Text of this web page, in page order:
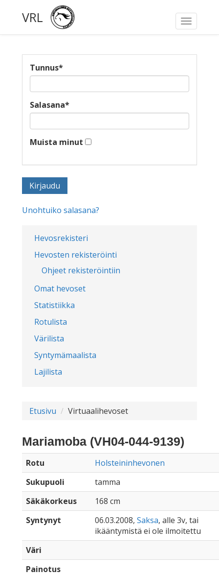
Toggle
VRL
Hevosrekisteri
Hevosten rekisteröinti
Ohjeet rekisteröintiin
Omat hevoset
Statistiikka
Rotulista
Värilista
Syntymämaalista
Lajilista
Tunnus*
Salasana*
Muista minut
Unohtuiko salasana?
Etusivu Virtuaalihevoset
Mariamoba (VH04-044-9139)
Rotu
Holsteininhevonen
Sukupuoli
tamma
Säkäkorkeus
168 cm
Syntynyt
06.03.2008, Saksa, alle 3v, tai
ikääntymistä ei ole ilmoitettu
Väri
Painotus